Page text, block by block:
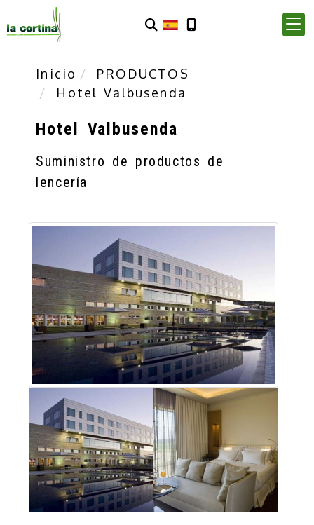
Inicio
PRODUCTOS
Hotel Valbusenda
Hotel Valbusenda
Suministro de productos de
lencería